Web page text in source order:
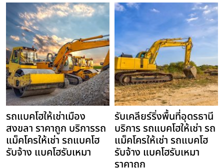
รถแบคโฮให้เช่าเมือง
สงขลา ราคาถูก บริการรถ
แม็คโครให้เช่า รถแบคโฮ
รับจ้าง แบคโฮรับเหมา
รับเคลียร์ริ่งพื้นที่อุดรธานี
บริการ รถแบคโฮให้เช่า รถ
แม็คโครให้เช่า รถแบคโฮ
รับจ้าง แบคโฮรับเหมา
ราคาถูก